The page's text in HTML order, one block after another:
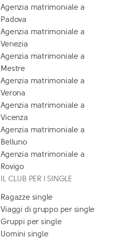
Agenzia matrimoniale a
Padova
Agenzia matrimoniale a
Venezia
Agenzia matrimoniale a
Mestre
Agenzia matrimoniale a
Verona
Agenzia matrimoniale a
Vicenza
Agenzia matrimoniale a
Belluno
Agenzia matrimoniale a
Rovigo
IL CLUB PER I SINGLE
Ragazze single
Viaggi di gruppo per single
Gruppi per single
Uomini single